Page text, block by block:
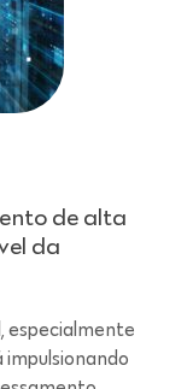
de alta
da
especialmente